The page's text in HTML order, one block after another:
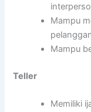
Mampu
Mampu
Teller
Memiliki